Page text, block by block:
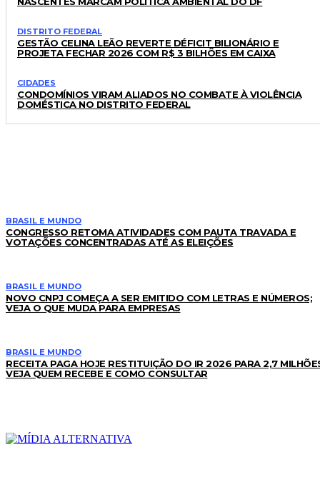
DISTRITO FEDERAL
GESTÃO CELINA LEÃO REVERTE DÉFICIT BILIONÁRIO E
PROJETA FECHAR 2026 COM R$ 3 BILHÕES EM CAIXA
CIDADES
CONDOMÍNIOS VIRAM ALIADOS NO COMBATE À VIOLÊNCIA
DOMÉSTICA NO DISTRITO FEDERAL
BRASIL E MUNDO
CONGRESSO RETOMA ATIVIDADES COM PAUTA TRAVADA E
VOTAÇÕES CONCENTRADAS ATÉ AS ELEIÇÕES
BRASIL E MUNDO
NOVO CNPJ COMEÇA A SER EMITIDO COM LETRAS E NÚMEROS;
VEJA O QUE MUDA PARA EMPRESAS
BRASIL E MUNDO
RECEITA PAGA HOJE RESTITUIÇÃO DO IR 2026 PARA 2,7
VEJA QUEM RECEBE E COMO CONSULTAR